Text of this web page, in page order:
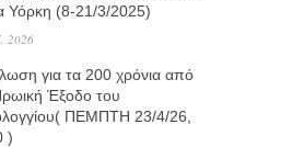
Υόρκη (8-21/3/2025)
2026
για τα 200 χρόνια από
Έξοδο του
ΠΕΜΠΤΗ 23/4/26,
)